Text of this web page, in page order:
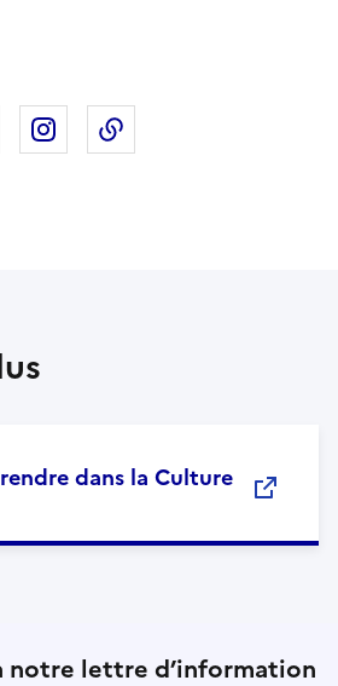
sur X
Partager sur Linkedin
Partager sur Instagram
dans la Culture
notre lettre d’information